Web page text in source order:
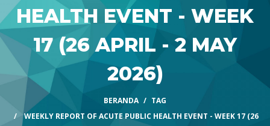
HEALTH EVENT - WEEK
17 (26 APRIL - 2 MAY
2026)
BERANDA
TAG
WEEKLY REPORT OF ACUTE PUBLIC HEALTH EVENT - WEEK 17 (26